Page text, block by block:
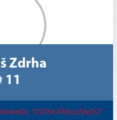
Zdrha
11
HŮL STÁTNÍ PŘÍSLUŠNOST